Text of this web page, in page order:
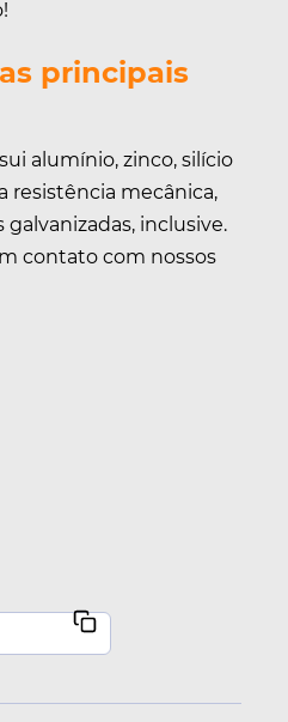
principais
alumínio, zinco, silício
resistência mecânica,
inclusive.
contato com nossos